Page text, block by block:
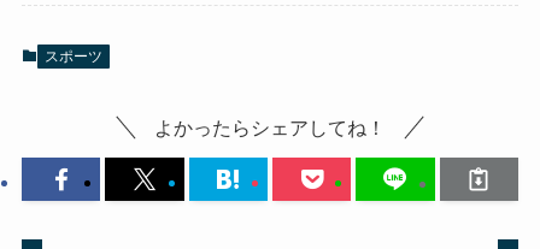
スポーツ
よかったらシェアしてね！